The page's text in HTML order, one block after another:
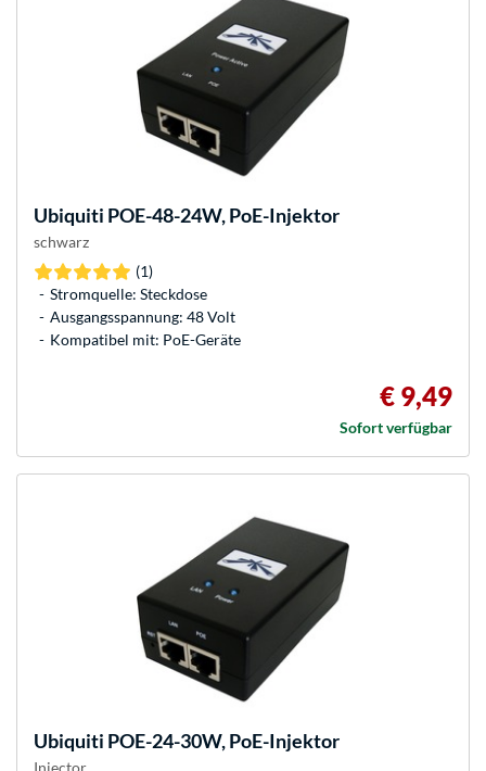
Ubiquiti POE-48-24W, PoE-Injektor
schwarz
(1)
Stromquelle: Steckdose
Ausgangsspannung: 48 Volt
Kompatibel mit: PoE-Geräte
€ 9,49
Sofort verfügbar
Ubiquiti POE-24-30W, PoE-Injektor